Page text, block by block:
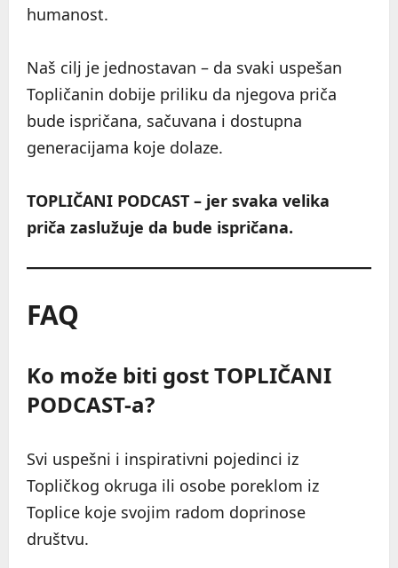
humanost.
Naš cilj je jednostavan – da svaki uspešan
Topličanin dobije priliku da njegova priča
bude ispričana, sačuvana i dostupna
generacijama koje dolaze.
TOPLIČANI PODCAST – jer svaka velika
priča zaslužuje da bude ispričana.
FAQ
Ko može biti gost TOPLIČANI
PODCAST-a?
Svi uspešni i inspirativni pojedinci iz
Topličkog okruga ili osobe poreklom iz
Toplice koje svojim radom doprinose
društvu.